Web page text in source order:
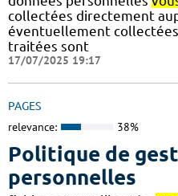
collectées directement
éventuellement
traitées sont
17/07/2025 19:17
PAGES
relevance: 38%
Politique de
personnelles